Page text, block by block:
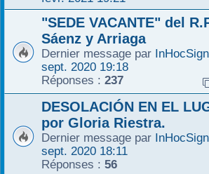
"SEDE VACANTE" del
Sáenz y Arriaga
Dernier message par
sept. 2020 19:18
Réponses : 237
DESOLACIÓN EN EL
por Gloria Riestra.
Dernier message par
sept. 2020 18:11
Réponses : 56